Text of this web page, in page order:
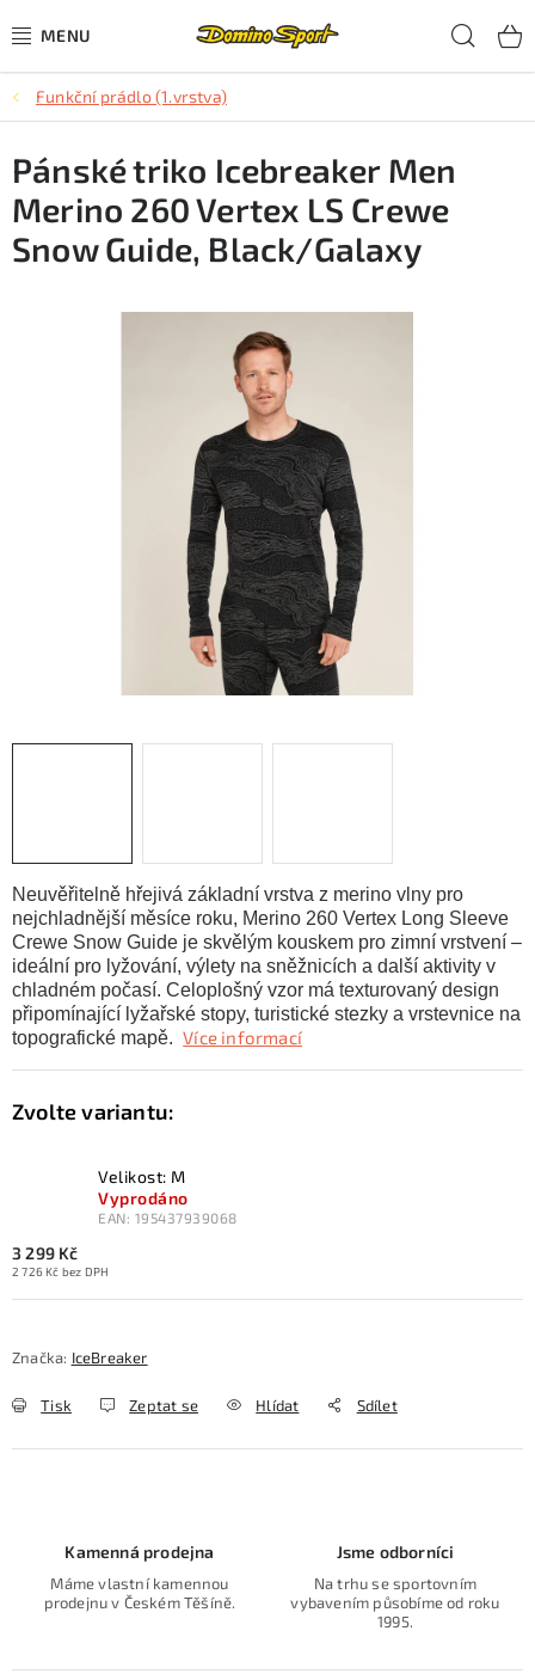
na
CYKLISTIKA
SJEZDOVÉ LYŽOVÁNÍ
SKIALPOVÉ LYŽOVÁNÍ
Půjčovna lyží a SNB
Naše prodejna
Funkční prádlo (1.vrstva)
Neuvěřitelně hřejivá základní vrstva z merino vlny pro
nejchladnější měsíce roku, Merino 260 Vertex Long Sleeve
Crewe Snow Guide je skvělým kouskem pro zimní vrstvení –
ideální pro lyžování, výlety na sněžnicích a další aktivity v
chladném počasí. Celoplošný vzor má texturovaný design
připomínající lyžařské stopy, turistické stezky a vrstevnice na
topografické mapě. Více informací
Velikost: M
Vyprodáno
EAN: 195437939068
3 299 Kč
2 726 Kč bez DPH
Značka: IceBreaker
Tisk Zeptat se Hlídat Sdílet
Pánské triko Icebreaker Men
Merino 260 Vertex LS Crewe
Snow Guide, Black/Galaxy
Kamenná prodejna
Máme vlastní kamennou
prodejnu v Českém Těšíně.
Jsme odborníci
Na trhu se sportovním
vybavením působíme od roku
1995.